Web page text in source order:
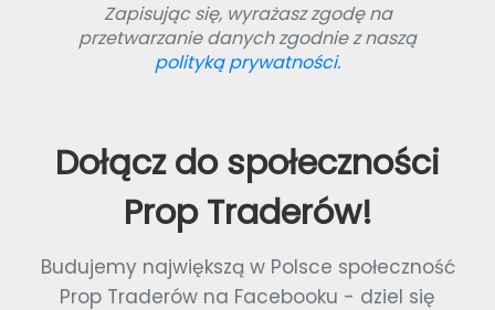
Zapisując się, wyrażasz zgodę na
przetwarzanie danych zgodnie z naszą
polityką prywatności.
Dołącz do społeczności
Prop Traderów!
Budujemy największą w Polsce społeczność
Prop Traderów na Facebooku - dziel się